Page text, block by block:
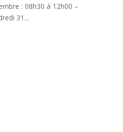
: 08h30 à 12h00 –
31...